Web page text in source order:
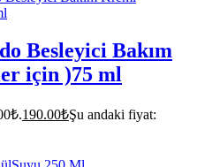
Besleyici Bakım
için )75 ml
190.00₺Şu andaki fiyat: